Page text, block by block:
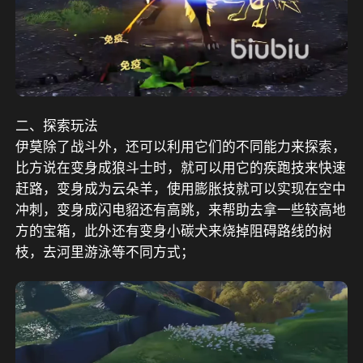
二、探索玩法
伊莫除了战斗外，还可以利用它们的不同能力来探索，
比方说在变身成狼斗士时，就可以用它的疾跑技来快速
赶路，变身成为云朵羊，使用膨胀技就可以实现在空中
冲刺，变身成闪电貂还有高跳，来帮助去拿一些较高地
方的宝箱，此外还有变身小碳犬来烧掉阻碍路线的树
枝，去河里游泳等不同方式；